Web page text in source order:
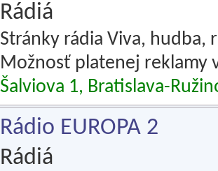
Rádiá
Stránky rádia Viva, hudba,
Možnosť platenej reklamy
Šalviova 1, Bratislava-
Rádio EUROPA 2
Rádiá